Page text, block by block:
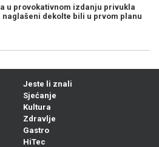
u provokativnom izdanju privukla
dekolte bili u prvom planu
Jeste li znali
Sjećanje
Kultura
Zdravlje
Gastro
HiTec